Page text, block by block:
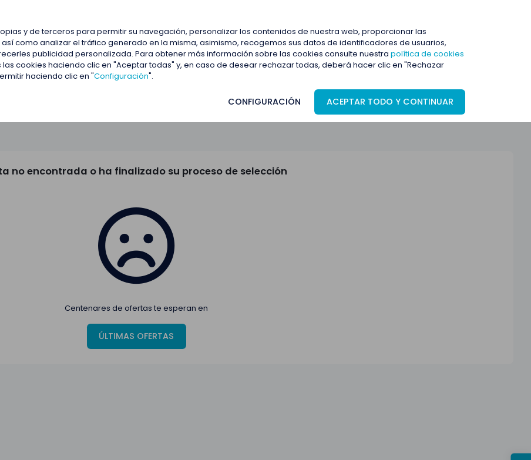
y de terceros para permitir su navegación, personalizar los contenidos de nuestra web, proporcionar las
como analizar el tráfico generado en la misma, asimismo, recogemos sus datos de identificadores de usuarios,
publicidad personalizada. Para obtener más información sobre las cookies consulte nuestra política de cookies
cookies haciendo clic en "Aceptar todas" y, en caso de desear rechazar todas, deberá hacer clic en "Rechazar
haciendo clic en "Configuración".
CONFIGURACIÓN ACEPTAR TODO Y CONTINUAR
no encontrada o ha finalizado su proceso de selección
Centenares de ofertas te esperan en
ÚLTIMAS OFERTAS